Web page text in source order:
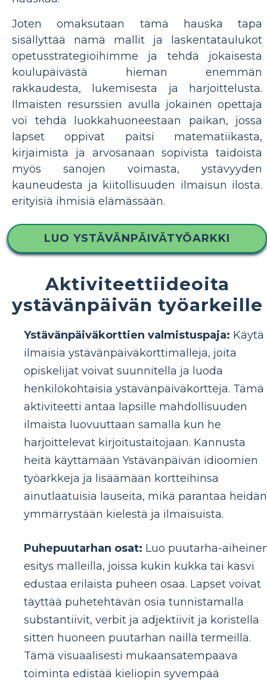
Joten omaksutaan tämä hauska tapa
sisällyttää nämä mallit ja laskentataulukot
opetusstrategioihimme ja tehdä jokaisesta
koulupäivästä hieman enemmän
rakkaudesta, lukemisesta ja harjoittelusta.
Ilmaisten resurssien avulla jokainen opettaja
voi tehdä luokkahuoneestaan ​​paikan, jossa
lapset oppivat paitsi matematiikasta,
kirjaimista ja arvosanaan sopivista taidoista
myös sanojen voimasta, ystävyyden
kauneudesta ja kiitollisuuden ilmaisun ilosta.
erityisiä ihmisiä elämässään.
LUO YSTÄVÄNPÄIVÄTYÖARKKI
Aktiviteettiideoita
ystävänpäivän työarkeille
Ystävänpäiväkorttien valmistuspaja: Käytä
ilmaisia ​​ystävänpäiväkorttimalleja, joita
opiskelijat voivat suunnitella ja luoda
henkilökohtaisia ​​ystävänpäiväkortteja. Tämä
aktiviteetti antaa lapsille mahdollisuuden
ilmaista luovuuttaan samalla kun he
harjoittelevat kirjoitustaitojaan. Kannusta
heitä käyttämään Ystävänpäivän idioomien
työarkkeja ja lisäämään kortteihinsa
ainutlaatuisia lauseita, mikä parantaa heidän
ymmärrystään kielestä ja ilmaisuista.
Puhepuutarhan osat: Luo puutarha-
esitys malleilla, joissa kukin kukka tai kasvi
edustaa erilaista puheen osaa. Lapset voivat
täyttää puhetehtävän osia tunnistamalla
substantiivit, verbit ja adjektiivit ja koristella
sitten huoneen puutarhan näillä termeillä.
Tämä visuaalisesti mukaansatempaava
toiminta edistää kieliopin syvempää